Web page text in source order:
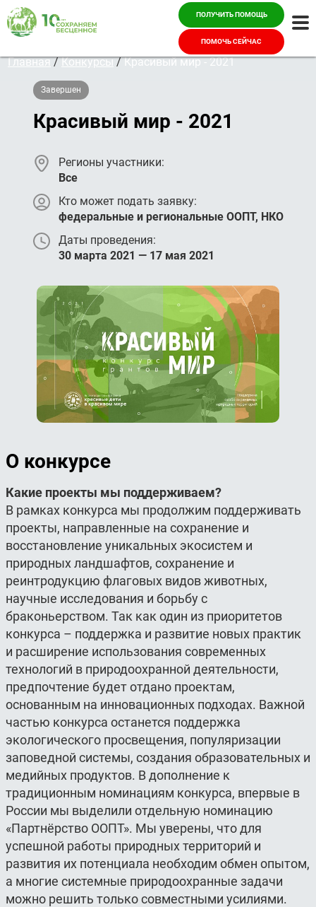
ПОЛУЧИТЬ ПОМОЩЬ
ПОМОЧЬ СЕЙЧАС
Главная/Конкурсы/Красивый мир - 2021
Завершен
Красивый мир - 2021
Регионы участники:
Все
Кто может подать заявку:
федеральные и региональные ООПТ, НКО
Даты проведения:
30 марта 2021 — 17 мая 2021
О конкурсе
Какие проекты мы поддерживаем?
В рамках конкурса мы продолжим поддерживать
проекты, направленные на сохранение и
восстановление уникальных экосистем и
природных ландшафтов, сохранение и
реинтродукцию флаговых видов животных,
научные исследования и борьбу с
браконьерством. Так как один из приоритетов
конкурса – поддержка и развитие новых практик
и расширение использования современных
технологий в природоохранной деятельности,
предпочтение будет отдано проектам,
основанным на инновационных подходах. Важной
частью конкурса останется поддержка
экологического просвещения, популяризации
заповедной системы, создания образовательных и
медийных продуктов. В дополнение к
традиционным номинациям конкурса, впервые в
России мы выделили отдельную номинацию
«Партнёрство ООПТ». Мы уверены, что для
успешной работы природных территорий и
развития их потенциала необходим обмен опытом,
а многие системные природоохранные задачи
можно решить только совместными усилиями.